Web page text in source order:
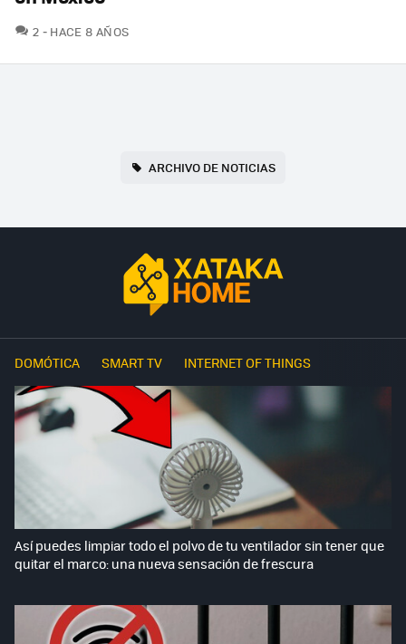
2 COMENTARIOS
HACE 8 AÑOS
ARCHIVO DE NOTICIAS
DOMÓTICA SMART TV INTERNET OF THINGS
Así puedes limpiar todo el polvo de tu ventilador sin tener que
quitar el marco: una nueva sensación de frescura